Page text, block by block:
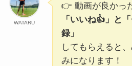
WATARU
👉 動画が良かっ
「いいね👍」と
録」
してもらえると
みになります！